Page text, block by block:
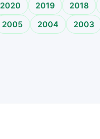
2020 2019 2018
2005 2004 2003